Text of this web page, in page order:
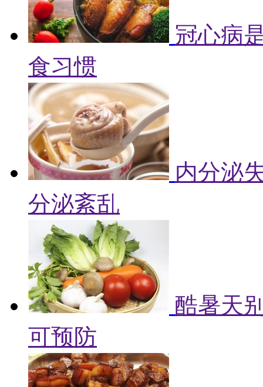
冠心病
食习惯
内分泌
分泌紊乱
酷暑天
可预防